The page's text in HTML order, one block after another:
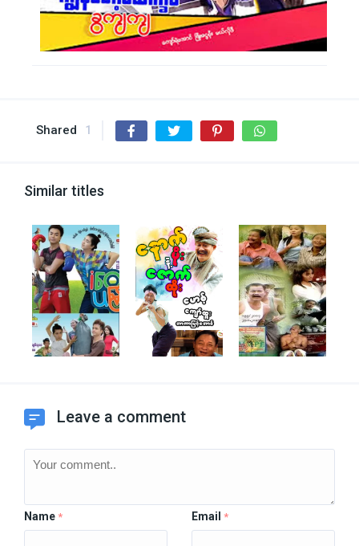
Shared 1
Similar titles
Leave a comment
Name * Email *